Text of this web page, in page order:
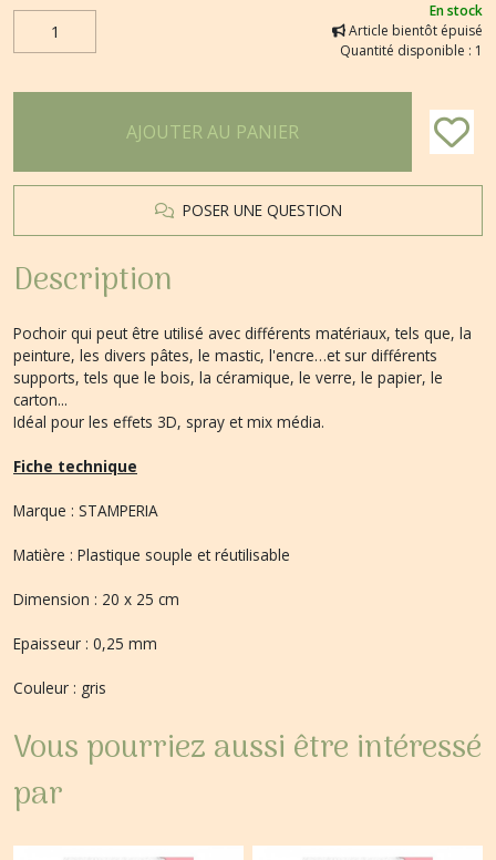
En stock
Article bientôt épuisé
Quantité disponible : 1
AJOUTER AU PANIER
POSER UNE QUESTION
Description
Pochoir qui peut être utilisé avec différents matériaux, tels que, la
peinture, les divers pâtes, le mastic, l'encre…et sur différents
supports, tels que le bois, la céramique, le verre, le papier, le
carton...
Idéal pour les effets 3D, spray et mix média.
Fiche technique
Marque : STAMPERIA
Matière : Plastique souple et réutilisable
Dimension : 20 x 25 cm
Epaisseur : 0,25 mm
Couleur : gris
Vous pourriez aussi être intéressé
par